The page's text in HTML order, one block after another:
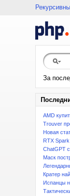
За
AMD
Trouver
Новая
RTX
ChatGPT
Маск
Кратер
Испанцы